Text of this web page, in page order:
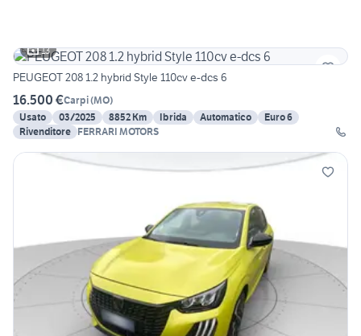
13
PEUGEOT 208 1.2 hybrid Style 110cv e-dcs 6
16.500 €Carpi(MO)
Usato
03/2025 8852 Km Ibrida Automatico
Euro 6
Rivenditore FERRARI MOTORS